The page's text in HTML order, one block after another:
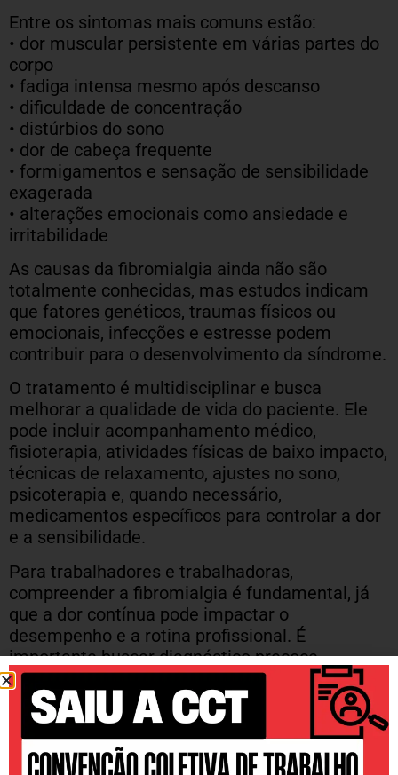
Entre os sintomas mais comuns estão:
• dor muscular persistente em várias partes do
corpo
• fadiga intensa mesmo após descanso
• dificuldade de concentração
• distúrbios do sono
• dor de cabeça frequente
• formigamentos e sensação de sensibilidade
exagerada
• alterações emocionais como ansiedade e
irritabilidade
As causas da fibromialgia ainda não são
totalmente conhecidas, mas estudos indicam
que fatores genéticos, traumas físicos ou
emocionais, infecções e estresse podem
contribuir para o desenvolvimento da síndrome.
O tratamento é multidisciplinar e busca
melhorar a qualidade de vida do paciente. Ele
pode incluir acompanhamento médico,
fisioterapia, atividades físicas de baixo impacto,
técnicas de relaxamento, ajustes no sono,
psicoterapia e, quando necessário,
medicamentos específicos para controlar a dor
e a sensibilidade.
Para trabalhadores e trabalhadoras,
compreender a fibromialgia é fundamental, já
que a dor contínua pode impactar o
desempenho e a rotina profissional. É
importante buscar diagnóstico precoce,
tratamento adequado e orientação de
profissionais da saúde. Em casos mais graves,
é possível avaliar junto ao médico e ao
sindicato alternativas de amparo e direitos
trabalhistas.